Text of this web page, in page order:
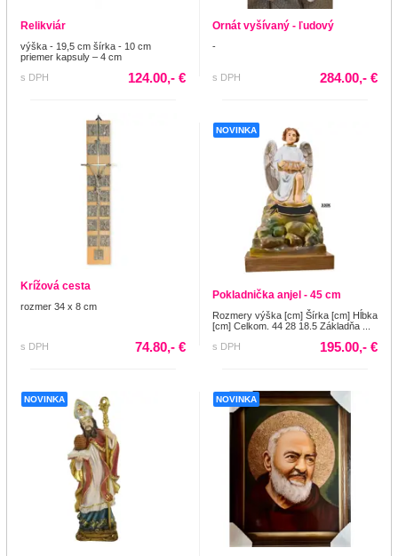
Relikviár
výška - 19,5 cm šírka - 10 cm
priemer kapsuly – 4 cm
s DPH
124.00,- €
Ornát vyšívaný - ľudový
-
s DPH 284.00,- €
Krížová cesta
rozmer 34 x 8 cm
s DPH 74.80,- €
NOVINKA
Pokladnička anjel - 45 cm
Rozmery výška [cm] Šírka [cm] Hĺbka
[cm] Celkom. 44 28 18.5 Základňa ...
s DPH
195.00,- €
NOVINKA NOVINKA